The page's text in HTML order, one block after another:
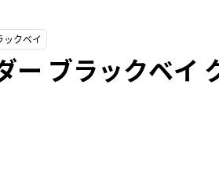
ックベイ
ー ブラックベイ